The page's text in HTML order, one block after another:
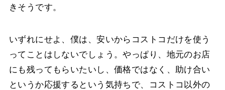
きそうです。
いずれにせよ、僕は、安いからコストコだけを使う
ってことはしないでしょう。やっぱり、地元のお店
にも残ってもらいたいし、価格ではなく、助け合い
というか応援するという気持ちで、コストコ以外の